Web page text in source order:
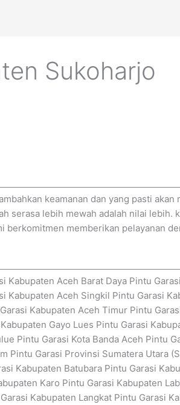
Sukoharjo
keamanan dan yang pasti
serasa lebih mewah adalah nilai lebih.
berkomitmen memberikan pelayanan
Aceh Barat Daya Pintu
Aceh Singkil Pintu Garasi
Kabupaten Aceh Timur Pintu
Gayo Lues Pintu Garasi
Pintu Garasi Kota Banda Aceh Pintu
Pintu Garasi Provinsi Sumatera Utara
Kabupaten Batubara Pintu Garasi
Karo Pintu Garasi Kabupaten
Kabupaten Langkat Pintu Garasi